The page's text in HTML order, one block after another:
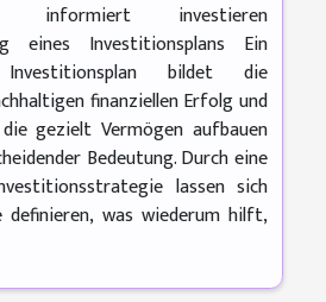
investieren
eines Investitionsplans Ein
bildet die
finanziellen Erfolg und
gezielt Vermögen aufbauen
Bedeutung. Durch eine
lassen sich
definieren, was wiederum hilft,